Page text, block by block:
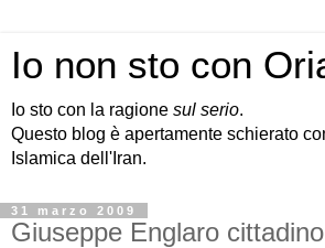
Io non sto con
Io sto con la ragione sul serio.
Questo blog è apertamente schierato
Islamica dell'Iran.
31 marzo 2009
Giuseppe Englaro